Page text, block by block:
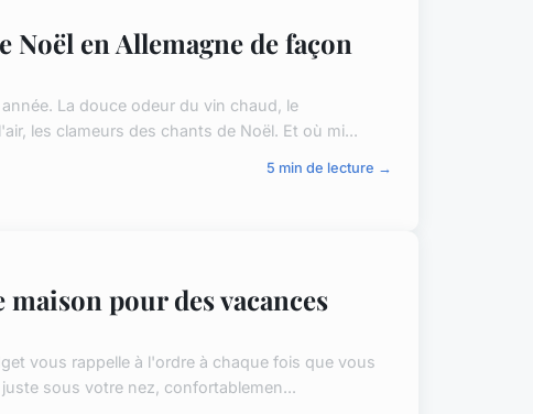
en Allemagne de façon
La douce odeur du vin chaud, le
les clameurs des chants de Noël. Et où mi...
5 min de lecture →
pour des vacances
vous rappelle à l'ordre à chaque fois que vous
sous votre nez, confortablemen...